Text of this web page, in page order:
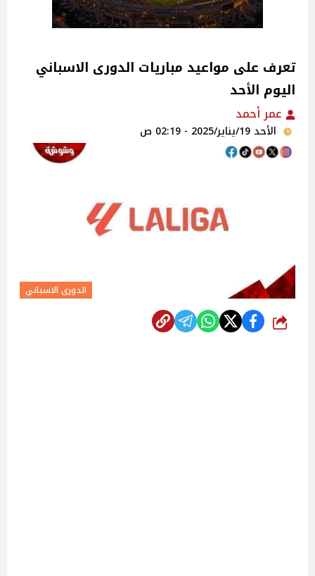
تعرف على مواعيد مباريات الدورى الاسباني
اليوم الأحد
عمر أحمد
الأحد 19/يناير/2025 - 02:19 ص
الدورى الاسباني
شارك